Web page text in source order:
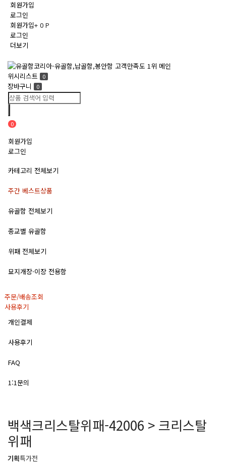
회원가입
로그인
회원가입+ 0 P
로그인
더보기
navigation
위시리스트
0
장바구니 0
0
회원가입
로그인
카테고리 전체보기
주간 베스트상품
유골함 전체보기
종교별 유골함
위패 전체보기
묘지개장·이장 전용함
주문/배송조회
사용후기
개인결제
사용후기
FAQ
1:1문의
백색크리스탈위패-42006 > 크리스탈
위패
기획특가전